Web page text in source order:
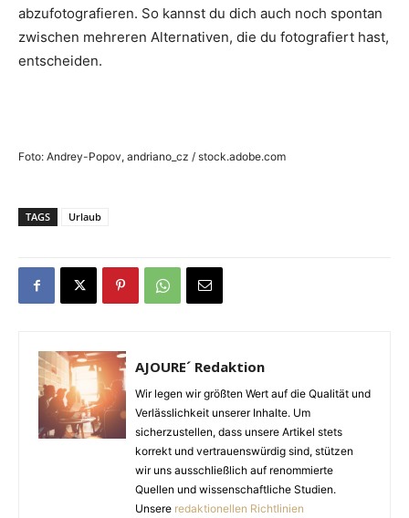
abzufotografieren. So kannst du dich auch noch spontan
zwischen mehreren Alternativen, die du fotografiert hast,
entscheiden.
Foto: Andrey-Popov, andriano_cz / stock.adobe.com
TAGS Urlaub
AJOURE´ Redaktion
Wir legen wir größten Wert auf die Qualität und
Verlässlichkeit unserer Inhalte. Um
sicherzustellen, dass unsere Artikel stets
korrekt und vertrauenswürdig sind, stützen
wir uns ausschließlich auf renommierte
Quellen und wissenschaftliche Studien.
Unsere redaktionellen Richtlinien